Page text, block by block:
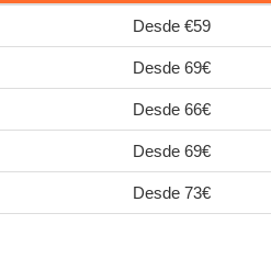
Desde €59
Desde 69€
Desde 66€
Desde 69€
Desde 73€